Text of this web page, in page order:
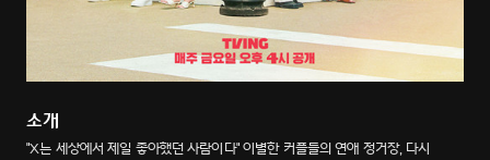
소개
"X는 세상에서 제일 좋아했던 사람이다" 이별한 커플들의 연애 정거장, 다시